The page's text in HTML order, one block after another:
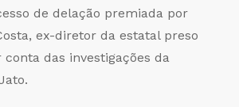
de delação premiada por
ex-diretor da estatal preso
das investigações da